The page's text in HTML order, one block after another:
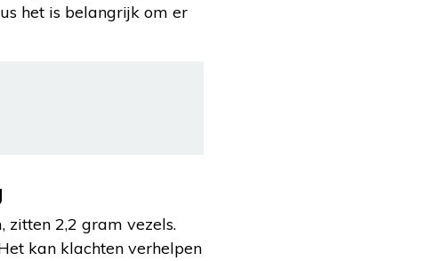
het is belangrijk om er
zitten 2,2 gram vezels.
kan klachten verhelpen